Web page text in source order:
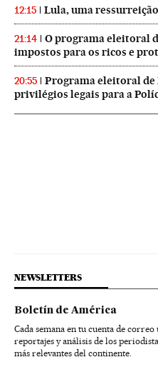
12:15 Lula, uma ressurreição
21:14
O programa eleitoral
impostos para os ricos e
20:55
Programa eleitoral de
privilégios legais para a
NEWSLETTERS
Boletín de América
Cada semana en tu cuenta de
reportajes y análisis de los
más relevantes del continente.